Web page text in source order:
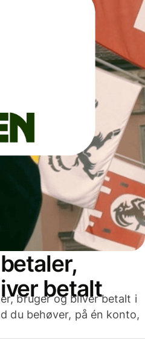
betalt
bruger og bliver betalt i
du behøver, på én konto,